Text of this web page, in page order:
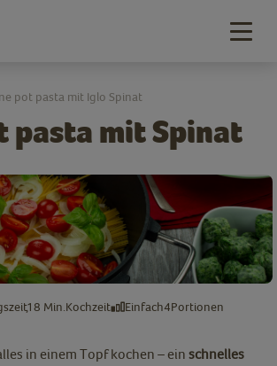
pasta mit Spinat
pot pasta mit Iglo Spinat
18 Min. Kochzeit Einfach4Portionen
in einem Topf kochen – ein schnelles